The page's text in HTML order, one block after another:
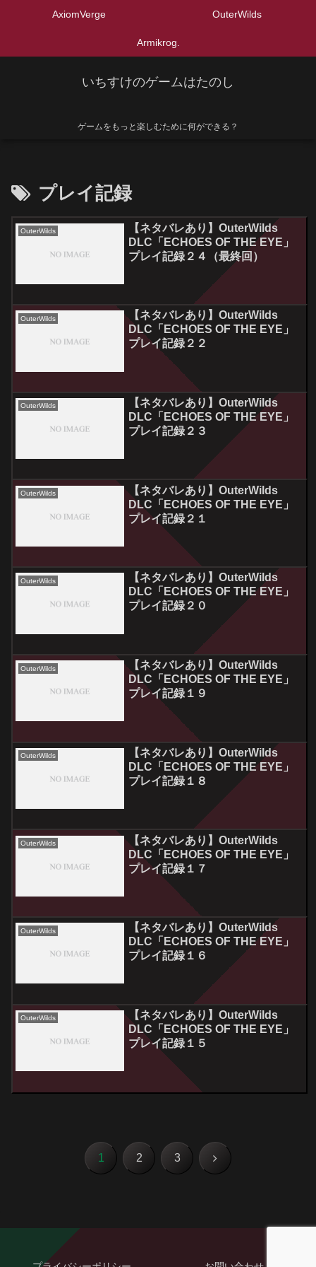
いちすけのゲームはたのし
ゲームをもっと楽しむために何ができる？
AxiomVerge OuterWilds
Armikrog.
プレイ記録
OuterWilds
【ネタバレあり】OuterWilds
DLC「ECHOES OF THE EYE」
プレイ記録２４（最終回）
OuterWilds
【ネタバレあり】OuterWilds
DLC「ECHOES OF THE EYE」
プレイ記録２２
OuterWilds
【ネタバレあり】OuterWilds
DLC「ECHOES OF THE EYE」
プレイ記録２３
OuterWilds
【ネタバレあり】OuterWilds
DLC「ECHOES OF THE EYE」
プレイ記録２１
OuterWilds
【ネタバレあり】OuterWilds
DLC「ECHOES OF THE EYE」
プレイ記録２０
OuterWilds
【ネタバレあり】OuterWilds
DLC「ECHOES OF THE EYE」
プレイ記録１９
OuterWilds
【ネタバレあり】OuterWilds
DLC「ECHOES OF THE EYE」
プレイ記録１８
OuterWilds
【ネタバレあり】OuterWilds
DLC「ECHOES OF THE EYE」
プレイ記録１７
OuterWilds
【ネタバレあり】OuterWilds
DLC「ECHOES OF THE EYE」
プレイ記録１６
OuterWilds
【ネタバレあり】OuterWilds
DLC「ECHOES OF THE EYE」
プレイ記録１５
1 2 3 次